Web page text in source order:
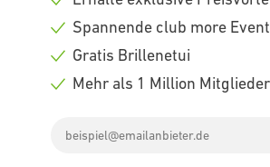
Check
Check
Spannende club more
Check
Gratis Brillenetui
Mehr als 1 Million
address